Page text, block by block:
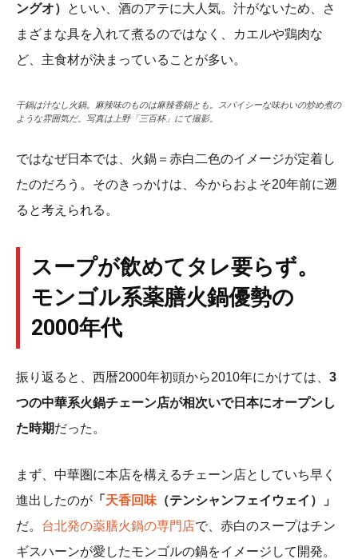
ングオ）
といい、酒のアテに大人気。汁がないため、さ
まざまな具を入れて煮るのではなく、カエルや鶏肉な
ど、主食材が決まっていることが多い。
干鍋は汁なし火鍋。麻辣味のものは麻辣香鍋とも。スパイシーな味わいの炒め煮の
ような雰囲気だ。写真は上野「三百杯」にて撮影。
ではなぜ日本では、火鍋＝赤白二色のイメージが定着し
たのだろう。そのきっかけは、今からおよそ20年前に遡
ると考えられる。
スープが飲めてタレ要らず。
モンゴル系薬膳火鍋優勢の
2000年代
振り返ると、西暦2000年初頭から2010年にかけては、 3
つの中華系火鍋チェーン店が相次いで日本にオープンし
た時期だった。
まず、中華圏に本店を構えるチェーン店としていち早く
進出したのが 「 天香回味 （テンシャンフェイウェイ）」
だ。 台北発の薬膳火鍋の専門店で、赤白のスープはチン
ギスハーンが愛したモンゴルの鍋をイメージして開発。